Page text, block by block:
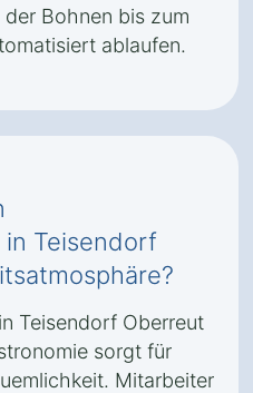
Bohnen bis zum
ablaufen.
Teisendorf
Teisendorf Oberreut
sorgt für
Mitarbeiter